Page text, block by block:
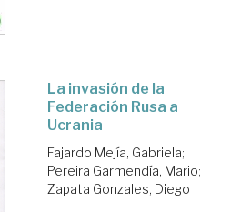
La invasión de la
Federación Rusa a
Ucrania
Fajardo Mejía, Gabriela;
Pereira Garmendía, Mario;
Zapata Gonzales, Diego